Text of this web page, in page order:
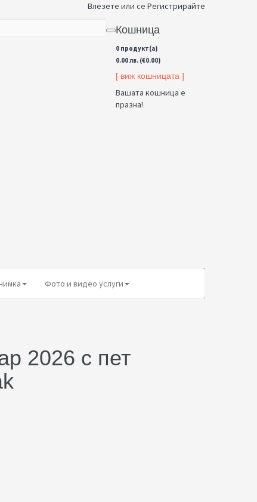
Влезете или се Регистрирайте
Кошница
0 продукт(а)
0.00 лв. (€0.00)
[ виж кошницата ]
Вашата кошница е
празна!
Фото и видео услуги
2026 с пет